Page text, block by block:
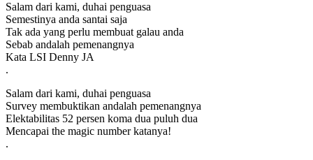
Salam dari kami, duhai penguasa
Semestinya anda santai saja
Tak ada yang perlu membuat galau anda
Sebab andalah pemenangnya
Kata LSI Denny JA
.
Salam dari kami, duhai penguasa
Survey membuktikan andalah pemenangnya
Elektabilitas 52 persen koma dua puluh dua
Mencapai the magic number katanya!
.